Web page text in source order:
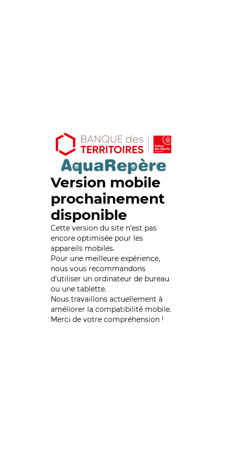
Version mobile
prochainement
disponible
Cette version du site n’est pas
encore optimisée pour les
appareils mobiles.
Pour une meilleure expérience,
nous vous recommandons
d'utiliser un ordinateur de bureau
ou une tablette.
Nous travaillons actuellement à
améliorer la compatibilité mobile.
Merci de votre compréhension !